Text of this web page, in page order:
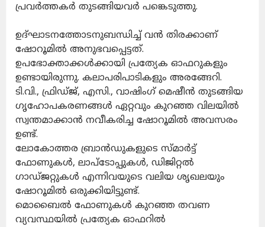
പ്രവർത്തകർ തുടങ്ങിയവര്‍ പങ്കെടുത്തു.
ഉദ്ഘാടനത്തോടനുബന്ധിച്ച് വൻ തിരക്കാണ്
ഷോറൂമിൽ അനുഭവപ്പെട്ടത്.
ഉപഭോക്താക്കൾക്കായി പ്രത്യേക ഓഫറുകളും
ഉണ്ടായിരുന്നു. കലാപരിപാടികളും അരങ്ങേറി.
ടി.വി., ഫ്രിഡ്ജ്, എസി., വാഷിംഗ് മെഷീന്‍ തുടങ്ങിയ
ഗൃഹോപകരണങ്ങള്‍ ഏറ്റവും കുറഞ്ഞ വിലയില്‍
സ്വന്തമാക്കാന്‍ നവീകരിച്ച ഷോറൂമിൽ അവസരം
ഉണ്ട്.
ലോകോത്തര ബ്രാന്‍ഡുകളുടെ സ്മാര്‍ട്ട്
ഫോണുകള്‍, ലാപ്‌ടോപ്പുകള്‍, ഡിജിറ്റല്‍
ഗാഡ്ജറ്റുകള്‍ എന്നിവയുടെ വലിയ ശൃഖലയും
ഷോറൂമില്‍ ഒരുക്കിയിട്ടുണ്ട്.
മൊബൈല്‍ ഫോണുകള്‍ കുറഞ്ഞ തവണ
വ്യവസ്ഥയില്‍ പ്രത്യേക ഓഫറില്‍